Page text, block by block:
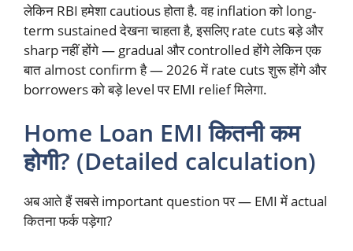
लेकिन RBI हमेशा cautious होता है. वह inflation को long-
term sustained देखना चाहता है, इसलिए rate cuts बड़े और
sharp नहीं होंगे — gradual और controlled होंगे लेकिन एक
बात almost confirm है — 2026 में rate cuts शुरू होंगे और
borrowers को बड़े level पर EMI relief मिलेगा.
Home Loan EMI कितनी कम
होगी? (Detailed calculation)
अब आते हैं सबसे important question पर — EMI में actual
कितना फर्क पड़ेगा?